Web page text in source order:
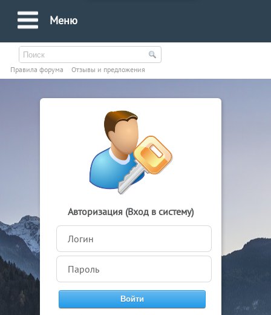
Меню
Правила форума Oтзывы и предложения
Авторизация (Вход в систему)
Логин
Пароль